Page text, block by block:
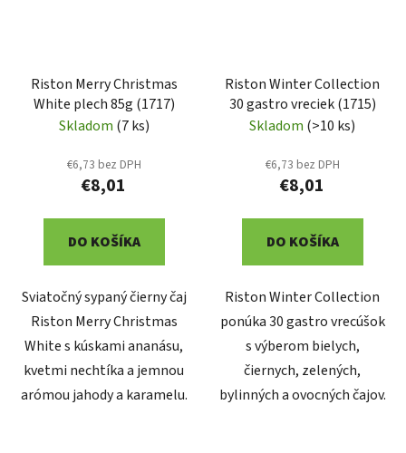
Riston Merry Christmas
White plech 85g (1717)
Skladom (7 ks)
€6,73 bez DPH
€8,01
DO KOŠÍKA
Sviatočný sypaný čierny čaj
Riston Merry Christmas
White s kúskami ananásu,
kvetmi nechtíka a jemnou
arómou jahody a karamelu.
Riston Winter Collection
30 gastro vreciek (1715)
Skladom (>10 ks)
€6,73 bez DPH
€8,01
DO KOŠÍKA
Riston Winter Collection
ponúka 30 gastro vrecúšok
s výberom bielych,
čiernych, zelených,
bylinných a ovocných čajov.